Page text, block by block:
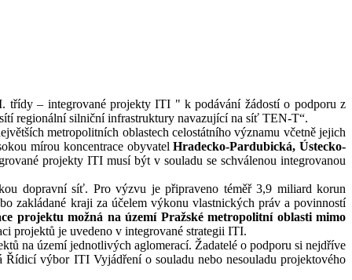
třídy – integrované projekty ITI " k podávání žádostí o podporu z
regionální silniční infrastruktury navazující na síť TEN-T“.
metropolitních oblastech celostátního významu včetně jejich
mírou koncentrace obyvatel Hradecko-Pardubická, Ústecko-
projekty ITI musí být v souladu se schválenou integrovanou
dopravní síť. Pro výzvu je připraveno téměř 3,9 miliard korun
zakládané kraji za účelem výkonu vlastnických práv a povinností
projektu možná na území Pražské metropolitní oblasti mimo
projektů je uvedeno v integrované strategii ITI.
na území jednotlivých aglomerací. Žadatelé o podporu si nejdříve
výbor ITI Vyjádření o souladu nebo nesouladu projektového